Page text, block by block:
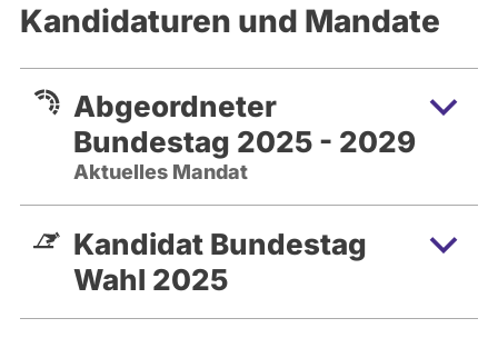
Kandidaturen und Mandate
Abgeordneter
Bundestag 2025 - 2029
Aktuelles Mandat
Kandidat Bundestag
Wahl 2025